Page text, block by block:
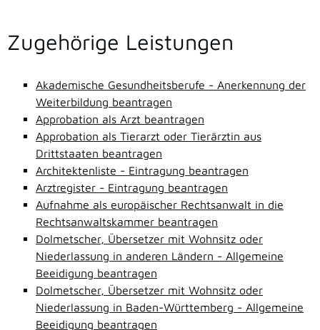
Zugehörige Leistungen
Akademische Gesundheitsberufe - Anerkennung der
Weiterbildung beantragen
Approbation als Arzt beantragen
Approbation als Tierarzt oder Tierärztin aus
Drittstaaten beantragen
Architektenliste - Eintragung beantragen
Arztregister - Eintragung beantragen
Aufnahme als europäischer Rechtsanwalt in die
Rechtsanwaltskammer beantragen
Dolmetscher, Übersetzer mit Wohnsitz oder
Niederlassung in anderen Ländern - Allgemeine
Beeidigung beantragen
Dolmetscher, Übersetzer mit Wohnsitz oder
Niederlassung in Baden-Württemberg - Allgemeine
Beeidigung beantragen